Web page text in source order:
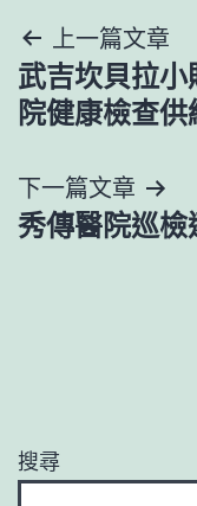
文
章
覽
上一篇文章
武吉坎貝拉
院健康檢查
下一篇文章
秀傳醫院巡
搜尋